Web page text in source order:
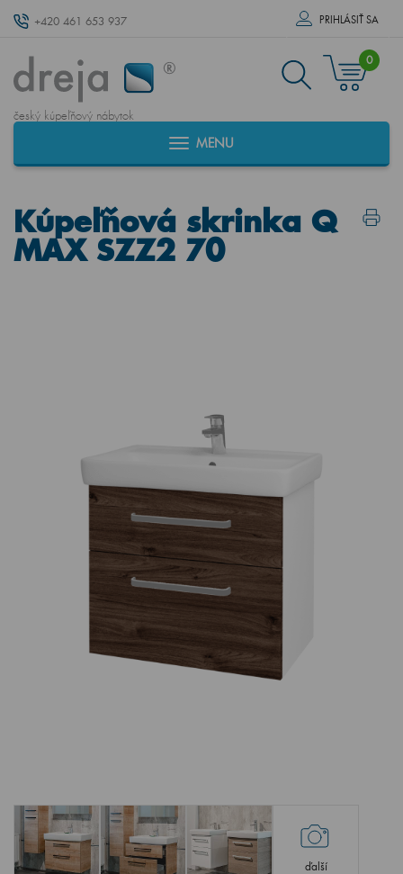
+420 461 653 937 PRIHLÁSIŤ SA
český kúpeľňový nábytok
0
MENU
Kúpeľňová skrinka Q
MAX SZZ2 70
ďalší